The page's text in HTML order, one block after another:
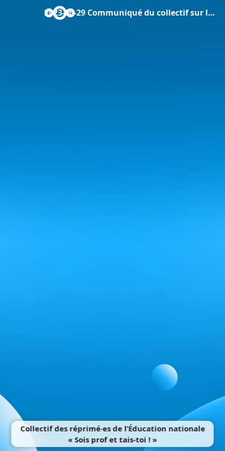
2023-06-29 Communiqué du collectif sur la Loi « école de la confiance ».pdf
Collectif des réprimé‧es de l’Éducation nationale
« Sois prof et tais-toi ! »